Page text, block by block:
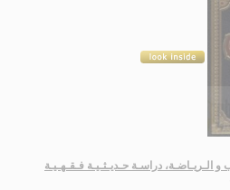
و الـريـاضـة، دراسـة حـديـثـيـة فـقـهـيـة